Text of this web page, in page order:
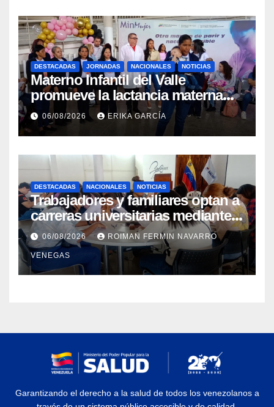
DESTACADAS JORNADAS NACIONALES NOTICIAS
Materno Infantil del Valle
promueve la lactancia materna
como un inicio sostenible para la
vida
06/08/2026 ERIKA GARCÍA
DESTACADAS NACIONALES NOTICIAS
Trabajadores y familiares optan a
carreras universitarias mediante
convenio entre MinSalud y la
UCV
06/08/2026 ROIMAN FERMIN NAVARRO
VENEGAS
Garantizando el derecho a la salud de todos los venezolanos a